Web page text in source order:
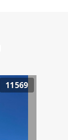
11569